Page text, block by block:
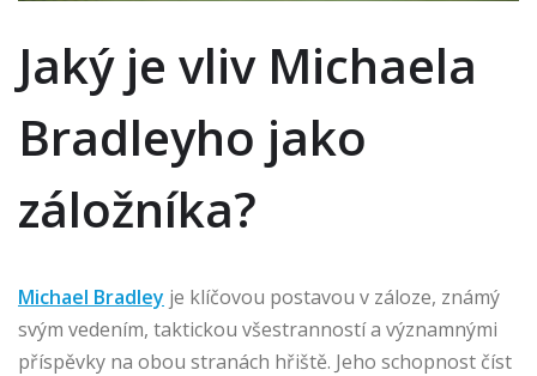
Jaký je vliv Michaela
Bradleyho jako
záložníka?
Michael Bradley je klíčovou postavou v záloze, známý
svým vedením, taktickou všestranností a významnými
příspěvky na obou stranách hřiště. Jeho schopnost číst